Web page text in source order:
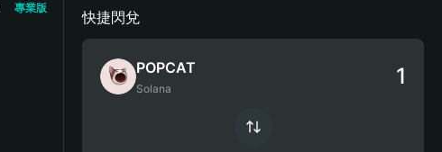
專業版
快捷閃兌
POPCAT
Solana